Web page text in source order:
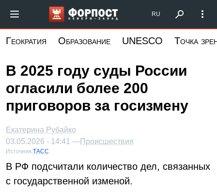
основному
Форпост Северо-Запад
RU
Геократия Образование UNESCO Точка
В 2025 году суды России
огласили более 200
приговоров за госизмену
Екатерина Рубайко
03.05.2026 - 14:41 —Происшествия
Источник:ТАСС
В РФ подсчитали количество дел, связанных
с государственной изменой.